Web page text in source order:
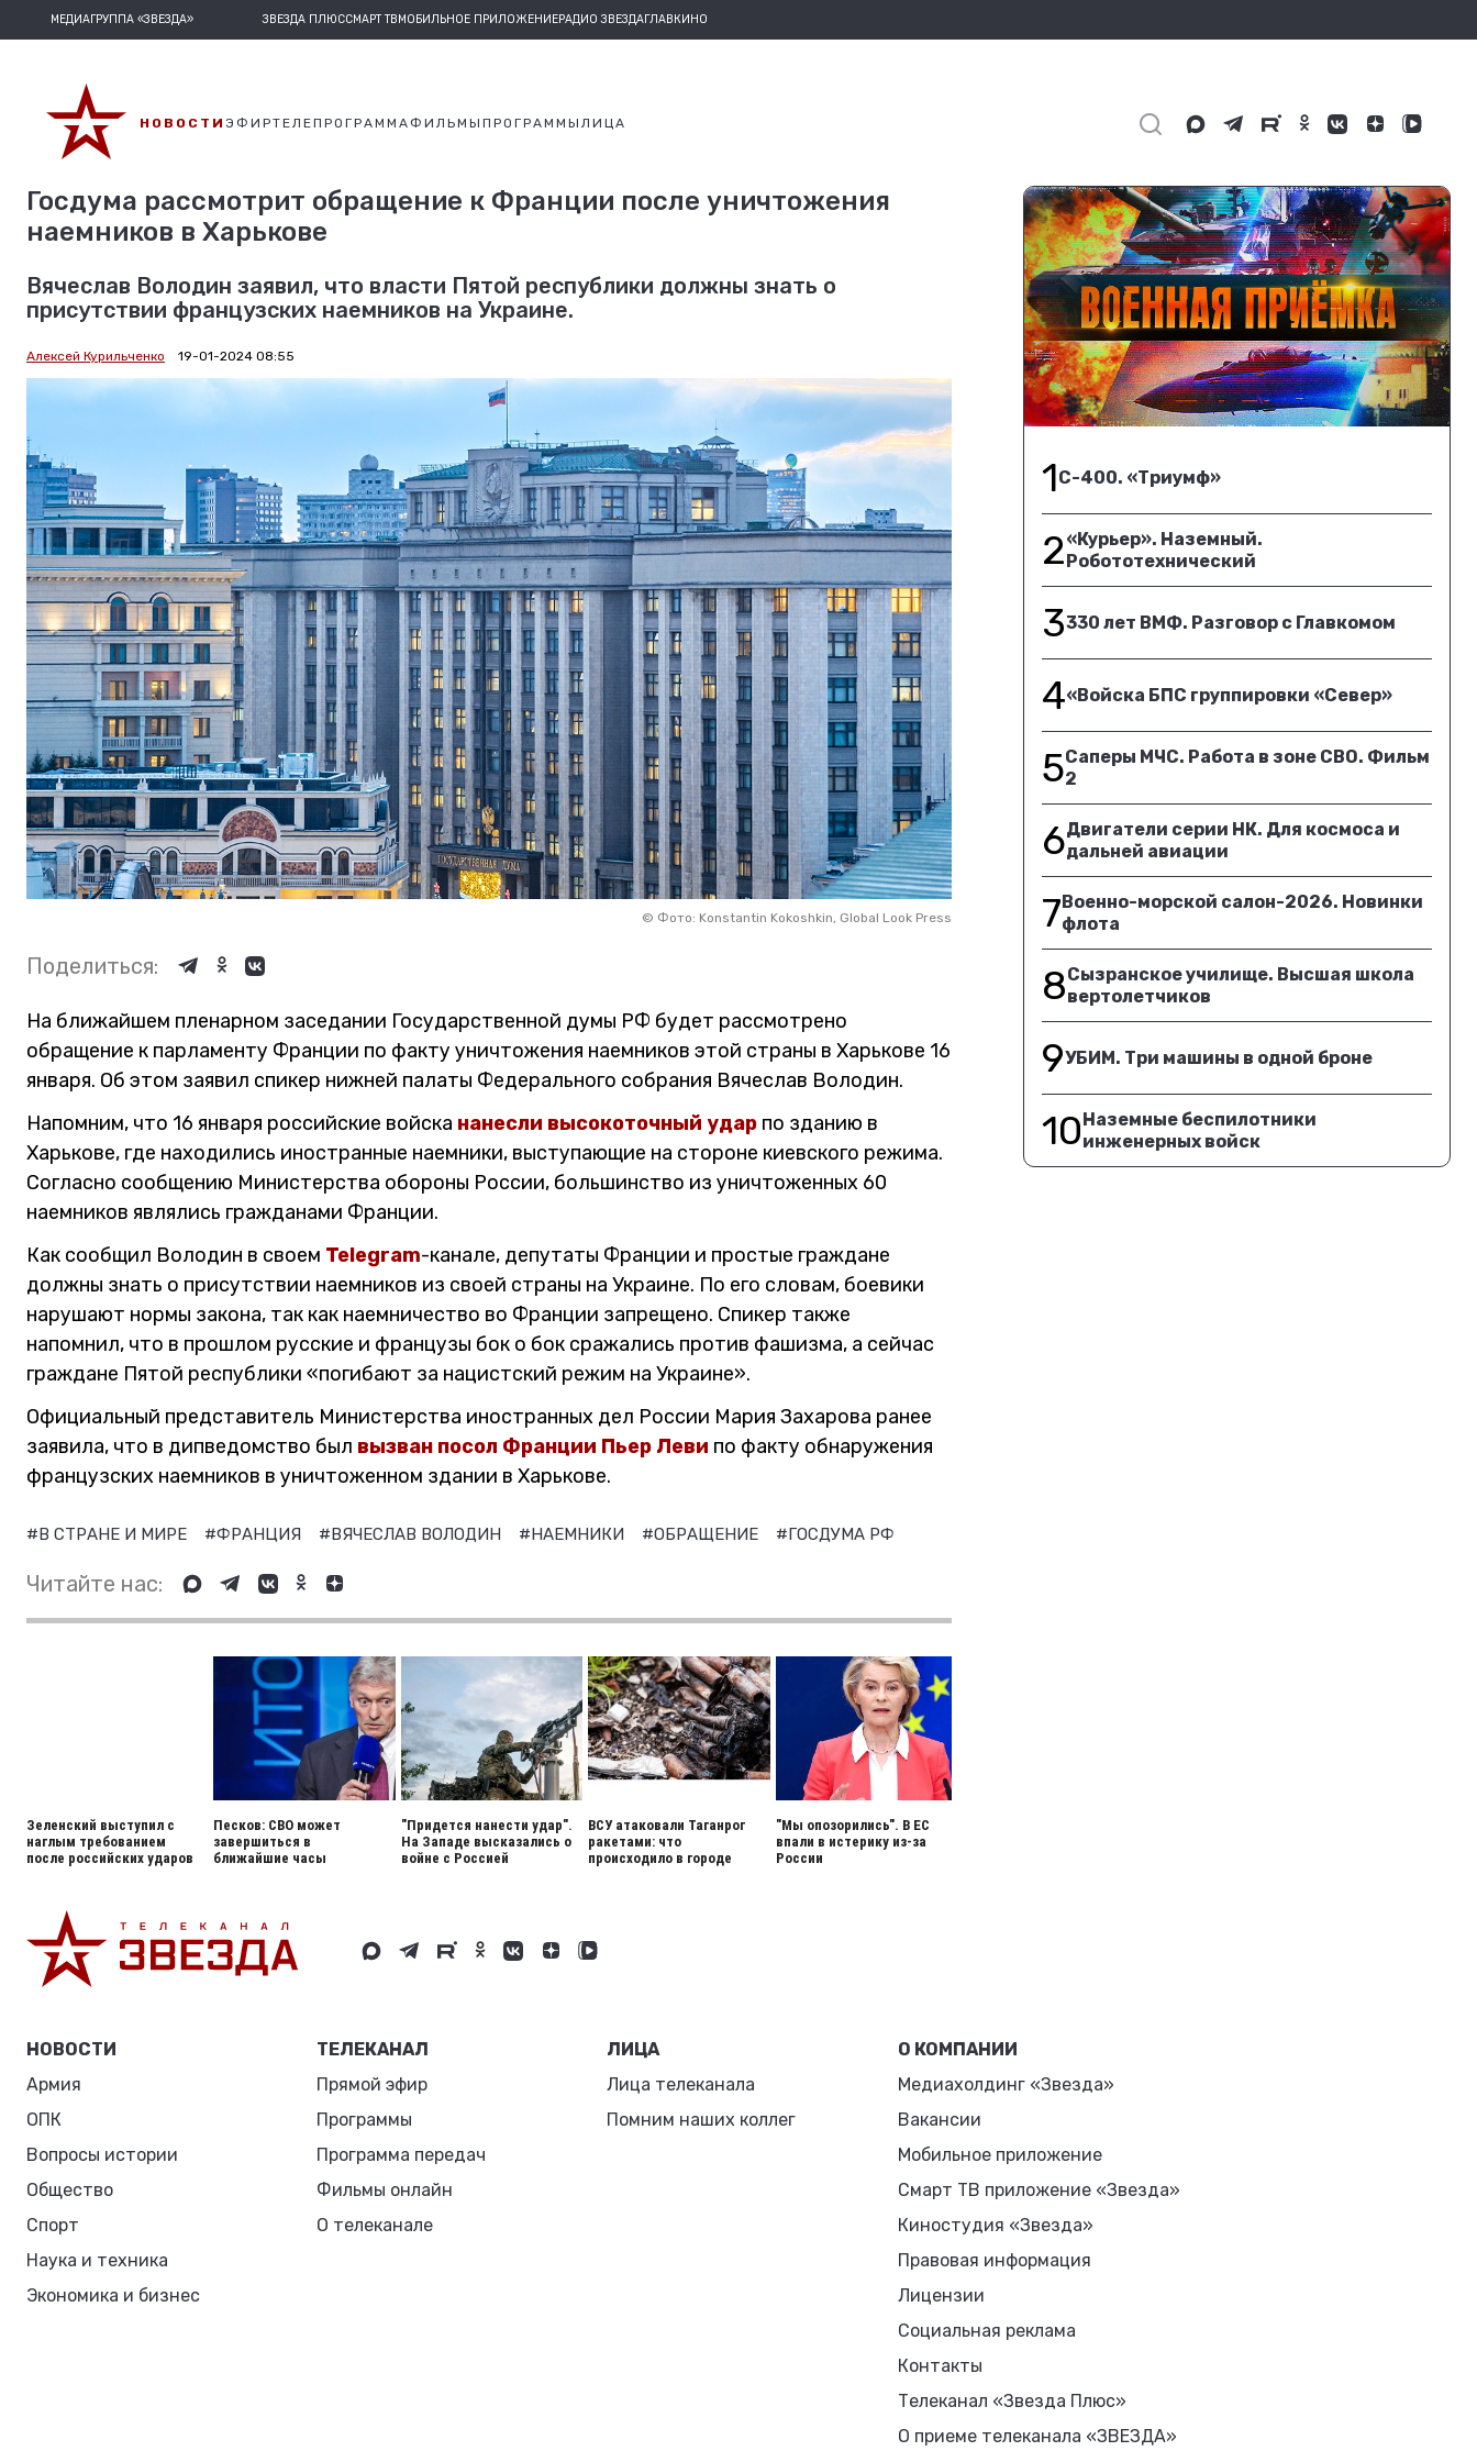
МЕДИАГРУППА «ЗВЕЗДА» ЗВЕЗДА ПЛЮССМАРТ ТВМОБИЛЬНОЕ ПРИЛОЖЕНИЕРАДИО ЗВЕЗДАГЛАВКИНО
НОВОСТИ ЭФИРТЕЛЕПРОГРАММАФИЛЬМЫ ПРОГРАММЫ ЛИЦА
Госдума рассмотрит обращение к Франции после уничтожения
наемников в Харькове
Вячеслав Володин заявил, что власти Пятой республики должны знать о
присутствии французских наемников на Украине.
Алексей Курильченко 19-01-2024 08:55
© Фото: Konstantin Kokoshkin, Global Look Press
Поделиться:
На ближайшем пленарном заседании Государственной думы РФ будет рассмотрено
обращение к парламенту Франции по факту уничтожения наемников этой страны в Харькове 16
января. Об этом заявил спикер нижней палаты Федерального собрания Вячеслав Володин.
Напомним, что 16 января российские войска нанесли высокоточный удар по зданию в
Харькове, где находились иностранные наемники, выступающие на стороне киевского режима.
Согласно сообщению Министерства обороны России, большинство из уничтоженных 60
наемников являлись гражданами Франции.
Как сообщил Володин в своем Telegram-канале, депутаты Франции и простые граждане
должны знать о присутствии наемников из своей страны на Украине. По его словам, боевики
нарушают нормы закона, так как наемничество во Франции запрещено. Спикер также
напомнил, что в прошлом русские и французы бок о бок сражались против фашизма, а сейчас
граждане Пятой республики «погибают за нацистский режим на Украине».
Официальный представитель Министерства иностранных дел России Мария Захарова ранее
заявила, что в дипведомство был вызван посол Франции Пьер Леви по факту обнаружения
французских наемников в уничтоженном здании в Харькове.
#В СТРАНЕ И МИРЕ #ФРАНЦИЯ #ВЯЧЕСЛАВ ВОЛОДИН #НАЕМНИКИ #ОБРАЩЕНИЕ #ГОСДУМА РФ
Читайте нас:
Зеленский выступил с
наглым требованием
после российских ударов
Песков: СВО может
завершиться в
ближайшие часы
"Придется нанести удар".
На Западе высказались о
войне с Россией
ВСУ атаковали Таганрог
ракетами: что
происходило в городе
"Мы опозорились". В ЕС
впали в истерику из-за
России
1С-400. «Триумф»
2«Курьер». Наземный.
Робототехнический
3330 лет ВМФ. Разговор с Главкомом
4«Войска БПС группировки «Север»
5Саперы МЧС. Работа в зоне СВО. Фильм
2
6Двигатели серии НК. Для космоса и
дальней авиации
7Военно-морской салон-2026. Новинки
флота
8Сызранское училище. Высшая школа
вертолетчиков
9УБИМ. Три машины в одной броне
10Наземные беспилотники
инженерных войск
НОВОСТИ
Армия
ОПК
Вопросы истории
Общество
Спорт
Наука и техника
Экономика и бизнес
ТЕЛЕКАНАЛ
Прямой эфир
Программы
Программа передач
Фильмы онлайн
О телеканале
ЛИЦА
Лица телеканала
Помним наших коллег
О КОМПАНИИ
Медиахолдинг «Звезда»
Вакансии
Мобильное приложение
Смарт ТВ приложение «Звезда»
Киностудия «Звезда»
Правовая информация
Лицензии
Социальная реклама
Контакты
Телеканал «Звезда Плюс»
О приеме телеканала «ЗВЕЗДА»